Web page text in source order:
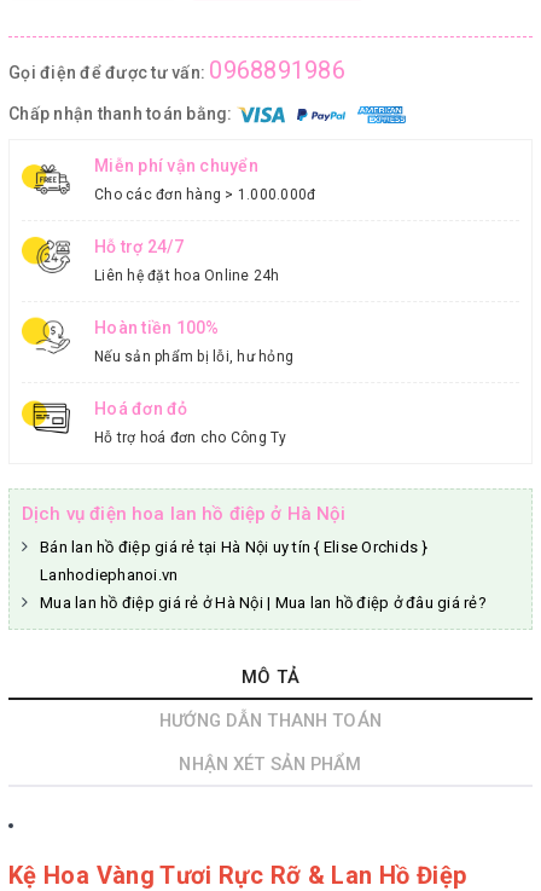
Gọi điện để được tư vấn: 0968891986
Chấp nhận thanh toán bằng:
Miễn phí vận chuyển
Cho các đơn hàng > 1.000.000đ
Hỗ trợ 24/7
Liên hệ đặt hoa Online 24h
Hoàn tiền 100%
Nếu sản phẩm bị lỗi, hư hỏng
Hoá đơn đỏ
Hỗ trợ hoá đơn cho Công Ty
Dịch vụ điện hoa lan hồ điệp ở Hà Nội
Bán lan hồ điệp giá rẻ tại Hà Nội uy tín { Elise Orchids }
Lanhodiephanoi.vn
Mua lan hồ điệp giá rẻ ở Hà Nội | Mua lan hồ điệp ở đâu giá rẻ?
MÔ TẢ
HƯỚNG DẪN THANH TOÁN
NHẬN XÉT SẢN PHẨM
Kệ Hoa Vàng Tươi Rực Rỡ & Lan Hồ Điệp